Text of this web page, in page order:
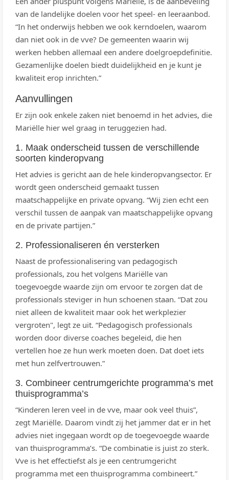
van de landelijke doelen voor het speel- en leeraanbod.
“In het onderwijs hebben we ook kerndoelen, waarom
dan niet ook in de vve? De gemeenten waarin wij
werken hebben allemaal een andere doelgroepdefinitie.
Gezamenlijke doelen biedt duidelijkheid en je kunt je
kwaliteit erop inrichten.”
Aanvullingen
Er zijn ook enkele zaken niet benoemd in het advies, die
Mariëlle hier wel graag in teruggezien had.
1. Maak onderscheid tussen de verschillende
soorten kinderopvang
Het advies is gericht aan de hele kinderopvangsector. Er
wordt geen onderscheid gemaakt tussen
maatschappelijke en private opvang. “Wij zien echt een
verschil tussen de aanpak van maatschappelijke opvang
en de private partijen.”
2. Professionaliseren én versterken
Naast de professionalisering van pedagogisch
professionals, zou het volgens Mariëlle van
toegevoegde waarde zijn om ervoor te zorgen dat de
professionals steviger in hun schoenen staan. “Dat zou
niet alleen de kwaliteit maar ook het werkplezier
vergroten", legt ze uit. “Pedagogisch professionals
worden door diverse coaches begeleid, die hen
vertellen hoe ze hun werk moeten doen. Dat doet iets
met hun zelfvertrouwen.”
3. Combineer centrumgerichte programma’s met
thuisprogramma’s
“Kinderen leren veel in de vve, maar ook veel thuis”,
zegt Mariëlle. Daarom vindt zij het jammer dat er in het
advies niet ingegaan wordt op de toegevoegde waarde
van thuisprogramma’s. “De combinatie is juist zo sterk.
Vve is het effectiefst als je een centrumgericht
programma met een thuisprogramma combineert.”